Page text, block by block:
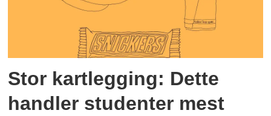
Stor kartlegging: Dette
handler studenter mest